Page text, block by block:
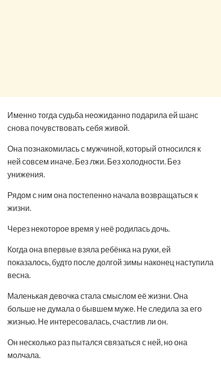
Именно тогда судьба неожиданно подарила ей шанс
снова почувствовать себя живой.
Она познакомилась с мужчиной, который относился к
ней совсем иначе. Без лжи. Без холодности. Без
унижения.
Рядом с ним она постепенно начала возвращаться к
жизни.
Через некоторое время у неё родилась дочь.
Когда она впервые взяла ребёнка на руки, ей
показалось, будто после долгой зимы наконец наступила
весна.
Маленькая девочка стала смыслом её жизни. Она
больше не думала о бывшем муже. Не следила за его
жизнью. Не интересовалась, счастлив ли он.
Он несколько раз пытался связаться с ней, но она
молчала.